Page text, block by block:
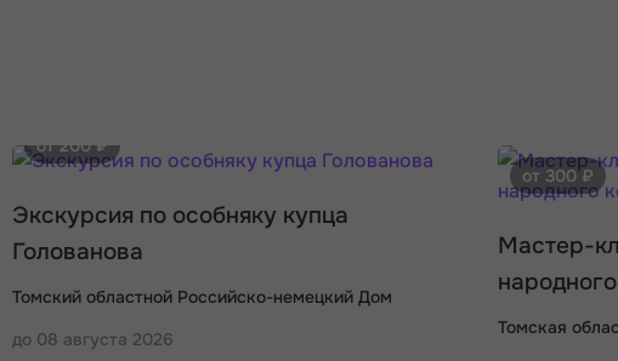
от 200 ₽
Экскурсия по особняку купца
Голованова
Томский областной Российско-немецкий Дом
до 08 августа 2026
от 300 ₽
Мастер-
Томская